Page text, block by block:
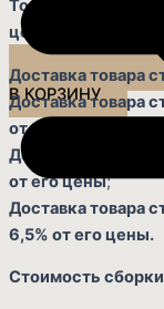
В КОРЗИНУ
Точная стоимость
цены мебели и
Доставка товара
Доставка товара
от его цены;
Доставка товара
от его цены;
Доставка товара
6,5% от его цены.
Стоимость